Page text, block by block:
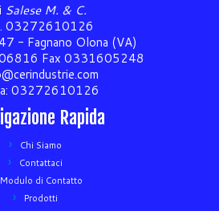
Salese M. & C.
03272610126
- Fagnano Olona (VA)
Fax 0331605248
03272610126
Rapida
Chi Siamo
Contattaci
Modulo di Contatto
Prodotti